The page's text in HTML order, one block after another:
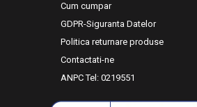
Cum cumpar
GDPR-Siguranta Datelor
Politica returnare produse
Contactati-ne
ANPC Tel: 0219551